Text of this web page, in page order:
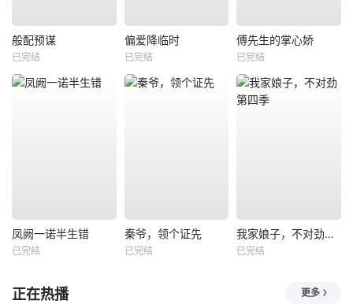
般配预谋
已完结
偏爱降临时
已完结
傅先生的掌心娇
已完结
凤阙一诺半生错
已完结
秦爷，领个证先
已完结
我家娘子，不对劲第四季
已完结
正在热播 更多